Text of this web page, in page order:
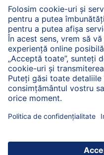
HiPP Ingrijirea
Politica de
Despre noi
Despre